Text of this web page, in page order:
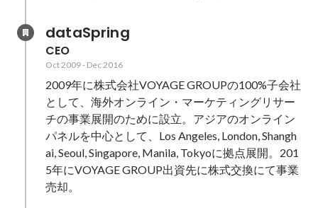
dataSpring
CEO
Oct 2009- Dec 2016
2009年に株式会社VOYAGE GROUPの100%子会社
として、海外オンライン・マーケティングリサー
チの事業展開のために設立。アジアのオンライン
パネルを中心として、Los Angeles, London, Shangh
ai, Seoul, Singapore, Manila, Tokyoに拠点展開。201
5年にVOYAGE GROUP出資先に株式交換にて事業
売却。